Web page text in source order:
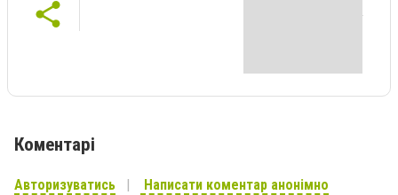
Коментарі
Авторизуватись Написати коментар анонімно